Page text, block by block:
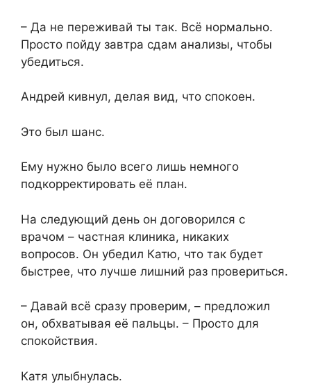
– Да не переживай ты так. Всё нормально.
Просто пойду завтра сдам анализы, чтобы
убедиться.
Андрей кивнул, делая вид, что спокоен.
Это был шанс.
Ему нужно было всего лишь немного
подкорректировать её план.
На следующий день он договорился с
врачом – частная клиника, никаких
вопросов. Он убедил Катю, что так будет
быстрее, что лучше лишний раз провериться.
– Давай всё сразу проверим, – предложил
он, обхватывая её пальцы. – Просто для
спокойствия.
Катя улыбнулась.